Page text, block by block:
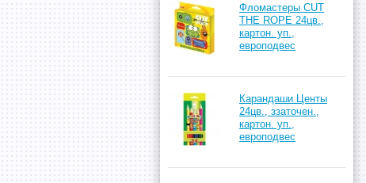
Фломастеры CUT
THE ROPE 24цв.,
картон. уп.,
европодвес
Карандаши Центы
24цв., ззаточен.,
картон. уп.,
европодвес